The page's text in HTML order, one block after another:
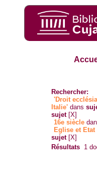
Rechercher:
'Droit
Italie' dans
sujet [X]
16e siècle
Eglise et
sujet [X]
Résultats 1